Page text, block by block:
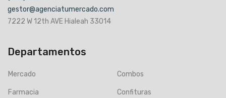
gestor@agenciatumercado.com
7222 W 12th AVE Hialeah 33014
Departamentos
Mercado Combos
Farmacia Confituras